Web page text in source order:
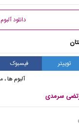
دانلود
توییتر فیسبوک
آلبوم ها،
سرمدی